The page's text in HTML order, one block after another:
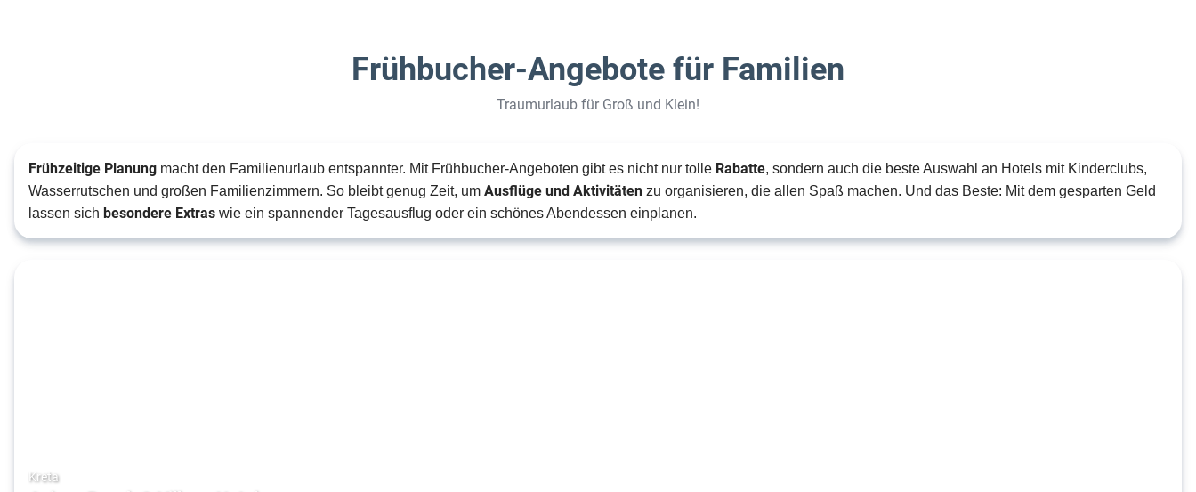
Frühbucher-Angebote für Familien
Traumurlaub für Groß und Klein!
Frühzeitige Planung macht den Familienurlaub entspannter. Mit Frühbucher-Angeboten gibt es nicht nur tolle Rabatte, sondern auch die beste Auswahl an Hotels mit Kinderclubs,
Wasserrutschen und großen Familienzimmern. So bleibt genug Zeit, um Ausflüge und Aktivitäten zu organisieren, die allen Spaß machen. Und das Beste: Mit dem gesparten Geld
lassen sich besondere Extras wie ein spannender Tagesausflug oder ein schönes Abendessen einplanen.
Kreta